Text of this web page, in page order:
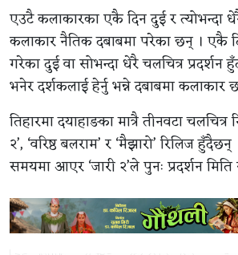
एउटै कलाकारका एकै दिन दुई र त्योभन्दा
कलाकार नैतिक दबाबमा परेका छन् ।
गरेका दुई वा सोभन्दा धेरै चलचित्र प्रदर्शन
भनेर दर्शकलाई हेर्नु भन्ने दबाबमा कलाकार
तिहारमा दयाहाङका मात्रै तीनवटा चलचित्र
२’, ‘वरिष्ठ बलराम’ र ‘मैझारो’ रिलिज
समयमा आएर ‘जारी २’ले पुनः प्रदर्शन